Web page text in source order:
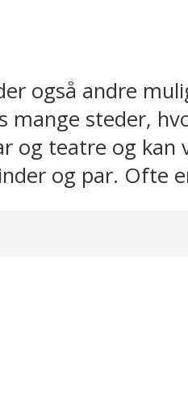
også andre
mange steder,
og teatre og
og par. Ofte